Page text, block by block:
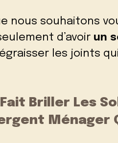
nous souhaitons
d’avoir un
les joints
Briller Les
Ménager